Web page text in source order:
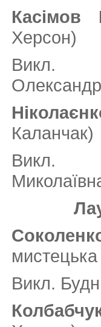
Касімов
Херсон)
Викл.
Каланчак)
Викл.
Викл.